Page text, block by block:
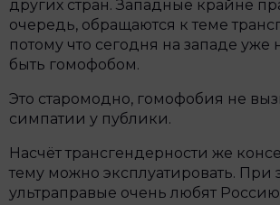
других стран. Западные крайне
очередь, обращаются к теме
потому что сегодня на западе
быть гомофобом.
Это старомодно, гомофобия не
симпатии у публики.
Насчёт трансгендерности же
тему можно эксплуатировать. При
ультраправые очень любят Россию